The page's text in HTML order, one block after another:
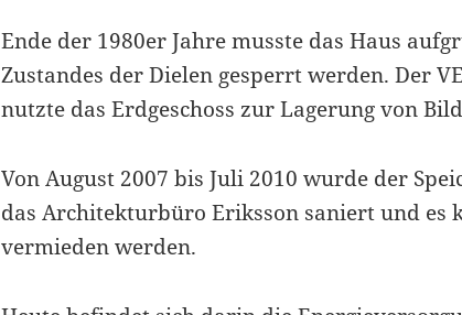
Ende der 1980er Jahre musste das Haus
Zustandes der Dielen gesperrt werden. Der
nutzte das Erdgeschoss zur Lagerung von
Von August 2007 bis Juli 2010 wurde der
das Architekturbüro Eriksson saniert und es
vermieden werden.